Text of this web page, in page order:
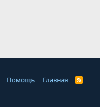
Помощь Главная